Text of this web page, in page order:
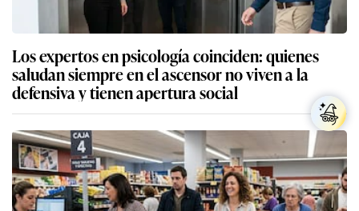
Los expertos en psicología coinciden: quienes
saludan siempre en el ascensor no viven a la
defensiva y tienen apertura social